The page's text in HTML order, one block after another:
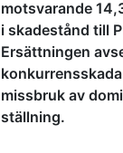
motsvarande
i skadestånd till
Ersättningen
missbruk av
ställning.